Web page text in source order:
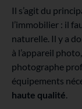
Il s’agit du
l’immobilier : il
naturelle. Il y a
à l’appareil
photographe
équipements
haute qualité.